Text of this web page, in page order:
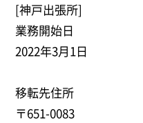
[神戸出張所]
業務開始日
2022年3月1日
移転先住所
〒651-0083